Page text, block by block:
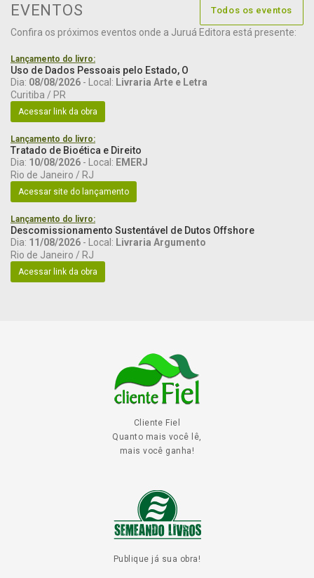
EVENTOS Todos os eventos
Confira os próximos eventos onde a Juruá Editora está presente:
Lançamento do livro:
Uso de Dados Pessoais pelo Estado, O
Dia: 08/08/2026 - Local: Livraria Arte e Letra
Curitiba / PR
Acessar link da obra
Lançamento do livro:
Tratado de Bioética e Direito
Dia: 10/08/2026 - Local: EMERJ
Rio de Janeiro / RJ
Acessar site do lançamento
Lançamento do livro:
Descomissionamento Sustentável de Dutos Offshore
Dia: 11/08/2026 - Local: Livraria Argumento
Rio de Janeiro / RJ
Acessar link da obra
Cliente Fiel
Quanto mais você lê,
mais você ganha!
Publique já sua obra!